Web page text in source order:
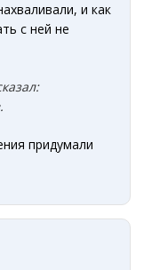
и как
с ней не
придумали